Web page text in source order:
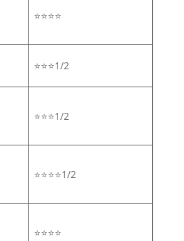
⭐⭐⭐⭐
⭐⭐⭐1/2
⭐⭐⭐1/2
⭐⭐⭐⭐1/2
⭐⭐⭐⭐